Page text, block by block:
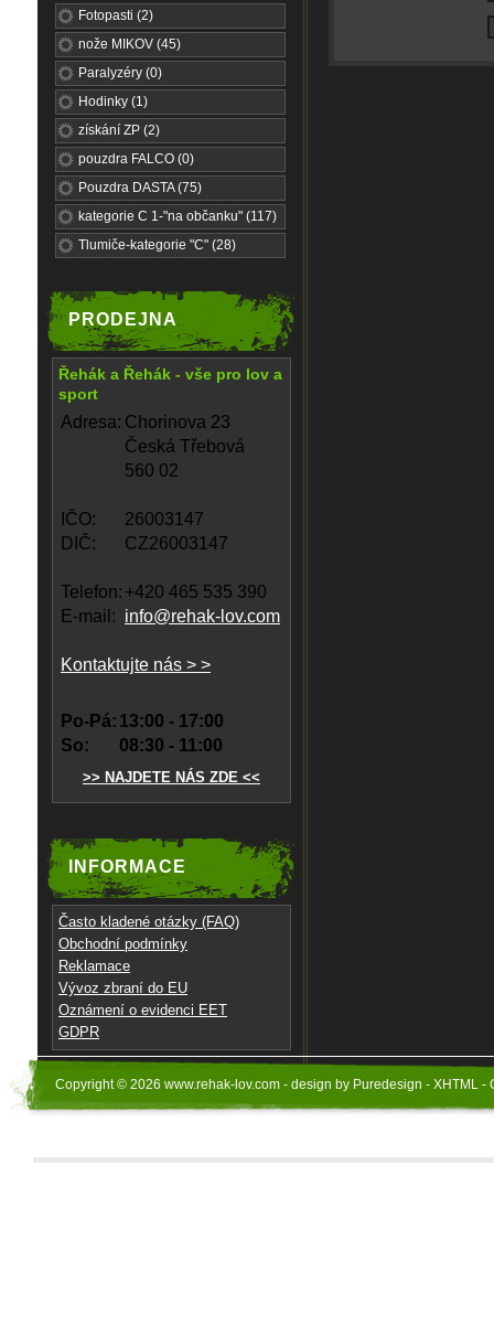
Fotopasti (2)
nože MIKOV (45)
Paralyzéry (0)
Hodinky (1)
získání ZP (2)
pouzdra FALCO (0)
Pouzdra DASTA (75)
kategorie C 1-"na občanku" (117)
Tlumiče-kategorie "C" (28)
PRODEJNA
Řehák a Řehák - vše pro lov a
sport
Adresa: Chorinova 23
Česká Třebová
560 02
IČO:
26003147
DIČ:
CZ26003147
Telefon: +420 465 535 390
E-mail: info@rehak-lov.com
Kontaktujte nás > >
Po-Pá: 13:00 - 17:00
So:
08:30 - 11:00
>> NAJDETE NÁS ZDE <<
INFORMACE
Často kladené otázky (FAQ)
Obchodní podmínky
Reklamace
Vývoz zbraní do EU
Oznámení o evidenci EET
GDPR
Copyright © 2026 www.rehak-lov.com - design by Puredesign - XHTML -